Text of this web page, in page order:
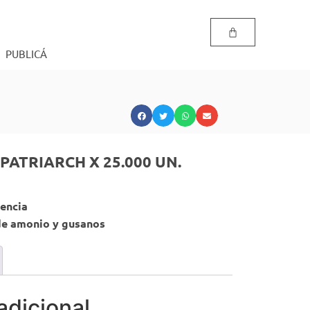
PUBLICÁ
X 25.000 UN.
amonio y gusanos